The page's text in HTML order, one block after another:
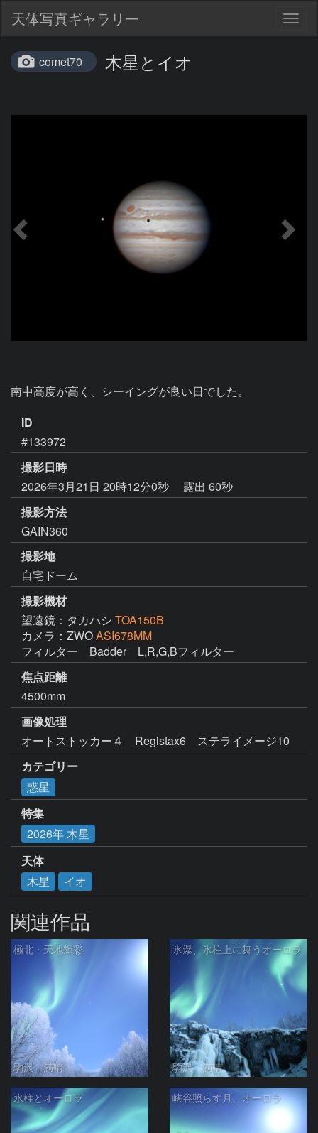
天体写真ギャラリー
comet70 木星とイオ
南中高度が高く、シーイングが良い日でした。
ID
#133972
撮影日時
2026年3月21日 20時12分0秒
露出 60秒
撮影方法
GAIN360
撮影地
自宅ドーム
撮影機材
望遠鏡：タカハシ TOA150B
カメラ：ZWOASI678MM
フィルター　Badder　L,R,G,Bフィルター
焦点距離
4500mm
画像処理
オートストッカー４　Registax6　ステライメージ10
カテゴリー
惑星
特集
2026年 木星
天体
木星
イオ
関連作品
極北・天地輝彩
駒沢 満晴
氷瀑、氷柱上に舞うオーロラ
駒沢 満晴
氷柱とオーロラ 峡谷照らす月、オーロラ